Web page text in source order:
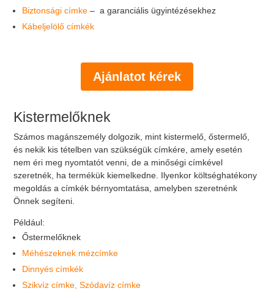
Biztonsági címke – a garanciális ügyintézésekhez
Kábeljelölő címkék
Ajánlatot kérek
Kistermelőknek
Számos magánszemély dolgozik, mint kistermelő, őstermelő,
és nekik kis tételben van szükségük címkére, amely esetén
nem éri meg nyomtatót venni, de a minőségi címkével
szeretnék, ha termékük kiemelkedne. Ilyenkor költséghatékony
megoldás a címkék bérnyomtatása, amelyben szeretnénk
Önnek segíteni.
Például:
Őstermelőknek
Méhészeknek mézcímke
Dinnyés címkék
Szikvíz címke, Szódavíz címke